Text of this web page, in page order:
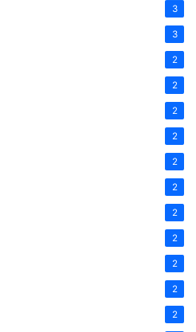
3
3
2
2
2
2
2
2
2
2
2
2
2